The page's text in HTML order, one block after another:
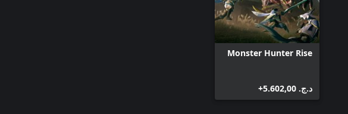
Monster Hunter Rise
د.ج.‏ 5.602,00+